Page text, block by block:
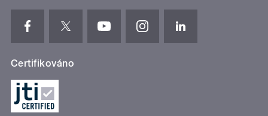
Certifikováno